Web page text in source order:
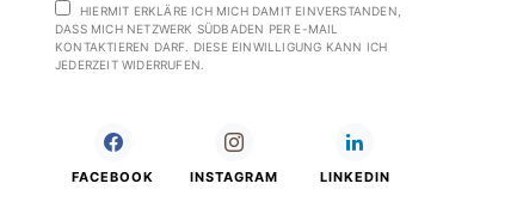
HIERMIT ERKLÄRE ICH MICH DAMIT EINVERSTANDEN,
DASS MICH NETZWERK SÜDBADEN PER E-MAIL
KONTAKTIEREN DARF. DIESE EINWILLIGUNG KANN ICH
JEDERZEIT WIDERRUFEN.
FACEBOOK INSTAGRAM LINKEDIN